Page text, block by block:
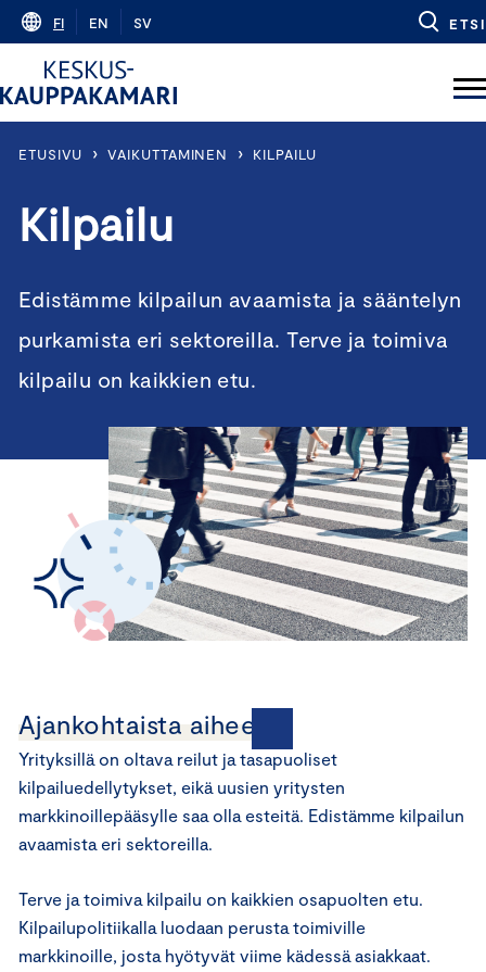
Skip
content
FI EN SV ETSI
ETUSIVU › VAIKUTTAMINEN › KILPAILU
Kilpailu
Edistämme kilpailun avaamista ja sääntelyn
purkamista eri sektoreilla. Terve ja toimiva
kilpailu on kaikkien etu.
Ajankohtaista aiheesta
Yrityksillä on oltava reilut ja tasapuoliset
kilpailuedellytykset, eikä uusien yritysten
markkinoillepääsylle saa olla esteitä. Edistämme kilpailun
avaamista eri sektoreilla.
Terve ja toimiva kilpailu on kaikkien osapuolten etu.
Kilpailupolitiikalla luodaan perusta toimiville
markkinoille, josta hyötyvät viime kädessä asiakkaat.